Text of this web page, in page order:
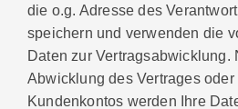
die o.g. Adresse des
speichern und verwenden die
Daten zur Vertragsabwicklung.
Abwicklung des Vertrages
Kundenkontos werden Ihre